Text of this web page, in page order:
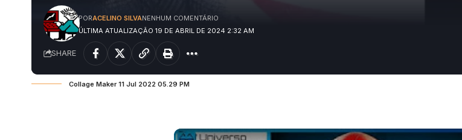
ÚLTIMA ATUALIZAÇÃO 19 DE ABRIL DE 2024 2:32 AM
PORACELINO SILVANENHUM COMENTÁRIO
SHARE
Collage Maker 11 Jul 2022 05.29 PM